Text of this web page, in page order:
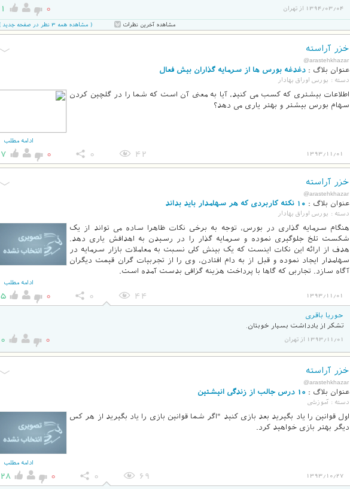
1394/03/04 از تهران 0
1
مشاهده آخرین نظرات ( مشاهده همه 3 نظر در صفحه جدید )
خزر آراسته
@arastehkhazar
عنوان بلاگ : دغدغه بورس ها از سرمایه گذاران بیش فعال
دسته : بورس اوراق بهادار
اطلاعات بیشتری که کسب می کنید، آیا به معنی آن است که شما را در گلچین کردن
سهام بورس بیشتر و بهتر یاری می دهد؟
ادامه مطلب
1393/11/01
42
0
0
7
خزر آراسته
@arastehkhazar
عنوان بلاگ : ۱۰ نکته کاربردی که هر سهامدار باید بداند
دسته : بورس اوراق بهادار
هنگام سرمایه گذاری در بورس، توجه به برخی نکات ظاهرا ساده می تواند از یک
شکست تلخ جلوگیری نموده و سرمایه گذار را در رسیدن به اهدافش یاری دهد.
هدف از ارائه این نکات اینست که یک بینش کلی نسبت به معاملات بازار سرمایه در
سهامدار ایجاد نموده و قبل از به دام افتادن، وی را از تجربیات گران قیمت دیگران
آگاه سازد. تجاربی که گاها با پرداخت هزینه گزافی بدست آمده است.
ادامه مطلب
1393/11/01
44
0
0
5
حوریا باقری
تشکر از یادداشت بسیار خوبتان.
1393/11/01 از تهران 0
0
خزر آراسته
@arastehkhazar
عنوان بلاگ : 10 درس جالب از زندگی انیشتین
دسته : آموزشی
اول قوانین را یاد بگیرید بعد بازی کنید "اگر شما قوانین بازی را یاد بگیرید از هر کس
دیگر بهتر بازی خواهید کرد.
ادامه مطلب
1393/10/27
69
0
0
28